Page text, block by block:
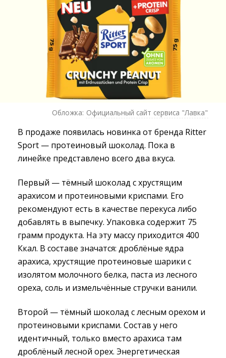
Обложка: Официальный сайт сервиса "Лавка"
В продаже появилась новинка от бренда Ritter
Sport — протеиновый шоколад. Пока в
линейке представлено всего два вкуса.
Первый — тёмный шоколад с хрустящим
арахисом и протеиновыми криспами. Его
рекомендуют есть в качестве перекуса либо
добавлять в выпечку. Упаковка содержит 75
грамм продукта. На эту массу приходится 400
Ккал. В составе значатся: дроблёные ядра
арахиса, хрустящие протеиновые шарики с
изолятом молочного белка, паста из лесного
ореха, соль и измельчённые стручки ванили.
Второй — тёмный шоколад с лесным орехом и
протеиновыми криспами. Состав у него
идентичный, только вместо арахиса там
дроблёный лесной орех. Энергетическая